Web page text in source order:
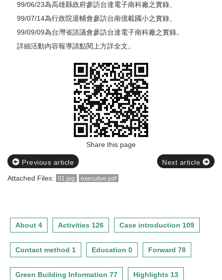
99/06/23為高雄縣政府參訪台達電子南科廠之實錄、
99/07/14為行政院退輔會參訪台南億載國小之實錄、
99/09/09為台灣省諮議會參訪台達電子南科廠之實錄。
詳細活動內容報導請點閱上方詳全文。
Share this page
Previous article
Next article
Attached Files:
01.jpg executive.pdf
About 4 Activities 126 Case introduction 109
Contact method 1 Education 0 Forward 78
Green Building Information 77 Highlights 13